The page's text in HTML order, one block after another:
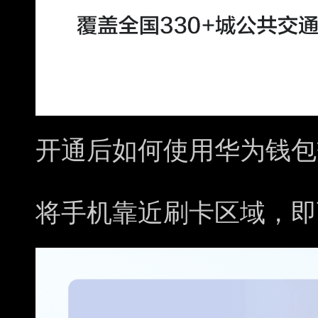
开通后如何使用华为钱
将手机靠近刷卡区域，